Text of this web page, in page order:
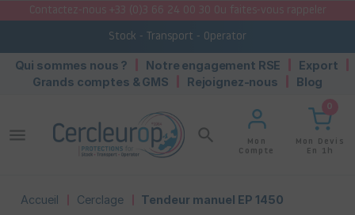
Contactez-nous +33 (0)3 66 24 00 30 Ou faites-vous rappeler
Stock - Transport - Operator
Qui sommes nous ? Notre engagement RSE
Export
Grands comptes & GMS
Rejoignez-nous Blog
search
Mon
Compte
0
Mon Devis
En 1h
menu
Accueil Cerclage Tendeur manuel EP 1450